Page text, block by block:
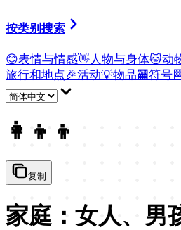
按类别搜索
😊表情与情感👋 人物与身体🐱动
旅行和地点🎉活动💡物品🏧符号
👩‍👦‍👦
复制
家庭：女人、男